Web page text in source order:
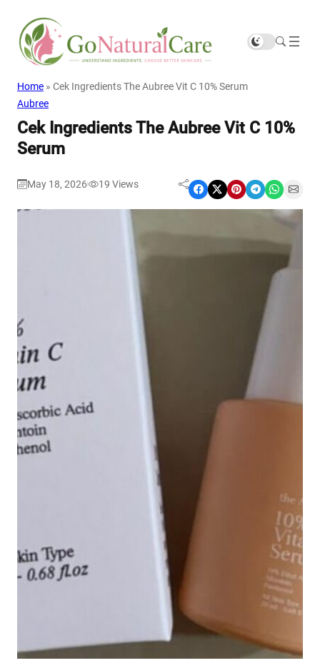
Home » Cek Ingredients The Aubree Vit C 10% Serum
Aubree
Cek Ingredients The Aubree Vit C 10%
Serum
May 18, 2026 19 Views Share on Facebook Share on X Share on Pinterest Share on Telegram Share on WhatsApp Share on Email